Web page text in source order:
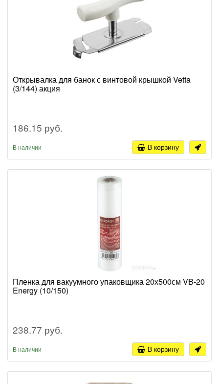
Открывалка для банок с винтовой крышкой Vetta
(3/144) акция
186.15 руб.
В наличии В корзину
Пленка для вакуумного упаковщика 20х500см VB-20
Energy (10/150)
238.77 руб.
В наличии В корзину